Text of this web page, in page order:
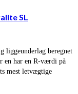
SL
liggeunderlag beregnet
en har en R-værdi på
mest letvægtige